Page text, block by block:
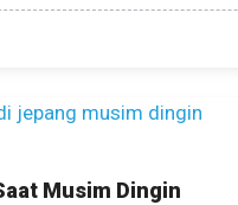
Musim Dingin